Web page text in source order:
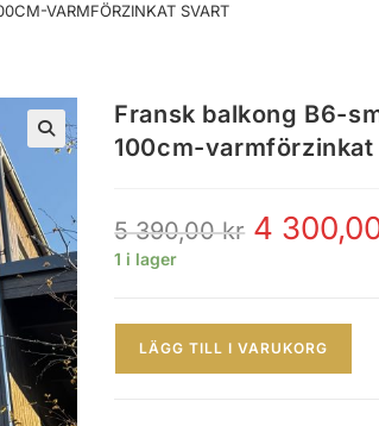
VARMFÖRZINKAT SVART
Fransk balkong B6-
100cm-
5 390,00kr 4
1 i lager
LÄGG TILL I VARUKORG